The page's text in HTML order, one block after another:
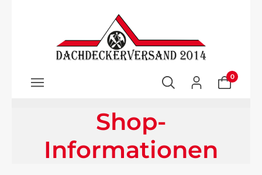
Zum Hauptinhalt springen
0
Shop-
Informationen